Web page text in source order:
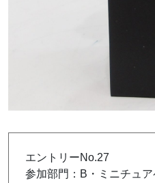
エントリーNo.27
参加部門：B・ミニチュ